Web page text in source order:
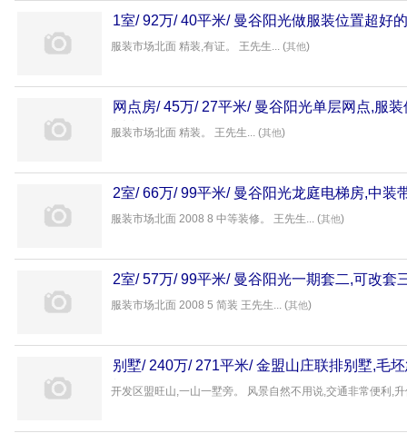
1室/ 92万/ 40平米/ 曼谷阳光做服装位置超好
服装市场北面 精装,有证。 王先生... (其他)
网点房/ 45万/ 27平米/ 曼谷阳光单层网点,服
服装市场北面 精装。 王先生... (其他)
2室/ 66万/ 99平米/ 曼谷阳光龙庭电梯房,中装
服装市场北面 2008 8 中等装修。 王先生... (其他)
2室/ 57万/ 99平米/ 曼谷阳光一期套二,可改套
服装市场北面 2008 5 简装 王先生... (其他)
别墅/ 240万/ 271平米/ 金盟山庄联排别墅,毛
开发区盟旺山,一山一墅旁。 风景自然不用说,交通非常便利,